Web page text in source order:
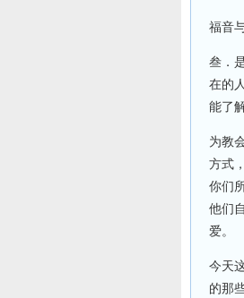
福音
叁．
在的
能了
为教
方式
你们
他们
爱。
今天
的那